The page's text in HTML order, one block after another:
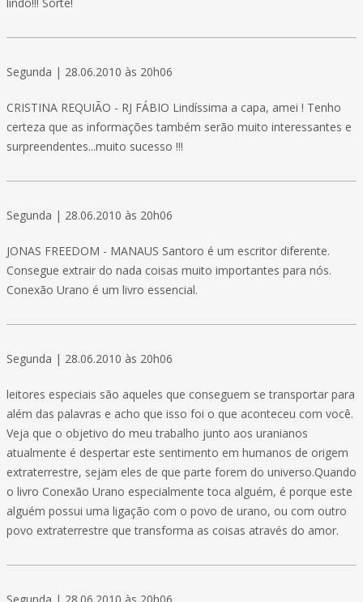
lindo!!! Sorte!
Segunda | 28.06.2010 às 20h06
CRISTINA REQUIÃO - RJ FÁBIO Lindíssima a capa, amei ! Tenho
certeza que as informações também serão muito interessantes e
surpreendentes...muito sucesso !!!
Segunda | 28.06.2010 às 20h06
JONAS FREEDOM - MANAUS Santoro é um escritor diferente.
Consegue extrair do nada coisas muito importantes para nós.
Conexão Urano é um livro essencial.
Segunda | 28.06.2010 às 20h06
leitores especiais são aqueles que conseguem se transportar para
além das palavras e acho que isso foi o que aconteceu com você.
Veja que o objetivo do meu trabalho junto aos uranianos
atualmente é despertar este sentimento em humanos de origem
extraterrestre, sejam eles de que parte forem do universo.Quando
o livro Conexão Urano especialmente toca alguém, é porque este
alguém possui uma ligação com o povo de urano, ou com outro
povo extraterrestre que transforma as coisas através do amor.